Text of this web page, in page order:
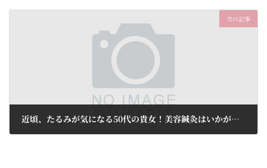
次の記事
近頃、たるみが気になる50代の貴女！美容鍼灸はいかがでしょう！初回限定65%OFF 5,980円(税込)